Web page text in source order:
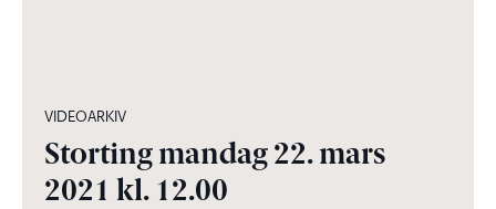
VIDEOARKIV
Storting mandag 22. mars
2021 kl. 12.00